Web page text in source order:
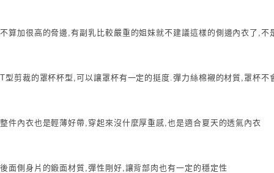
不算加很高的脅邊,有副乳比較嚴重的姐妹就不建議這樣的側邊內衣了,不
T型剪裁的罩杯杯型,可以讓罩杯有一定的挺度.彈力絲棉襯的材質,罩杯不
整件內衣也是輕薄好帶,穿起來沒什麼厚重感,也是適合夏天的透氣內衣
後面側身片的鍛面材質,彈性剛好,讓背部肉也有一定的穩定性